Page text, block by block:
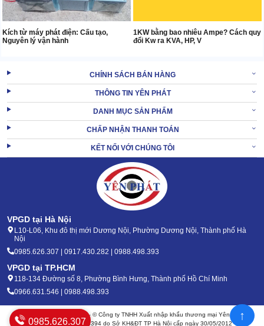
Kích từ máy phát điện: Cấu tạo,
Nguyên lý vận hành
1KW bằng bao nhiêu Ampe? Cách quy
đổi Kw ra KVA, HP, V
CHÍNH SÁCH BÁN HÀNG
THÔNG TIN YÊN PHÁT
DANH MỤC SẢN PHẨM
CHẤP NHẬN THANH TOÁN
KẾT NỐI VỚI CHÚNG TÔI
VPGD tại Hà Nội
L10-L06, Khu đô thị mới Dương Nội, Phường Dương Nội, Thành phố Hà
Nội
0985.626.307 | 0917.430.282 | 0988.498.393
VPGD tại TP.HCM
118-134 Đường số 8, Phường Bình Hưng, Thành phố Hồ Chí Minh
0966.631.546 | 0988.498.393
Bản quyền 2020 - 2026 – © Công ty TNHH Xuất nhập khẩu thương mại Yên Phát
Mã số thuế: 0105904394 do Sở KH&ĐT TP Hà Nội cấp ngày 30/05/2012
0985.626.307 ↑